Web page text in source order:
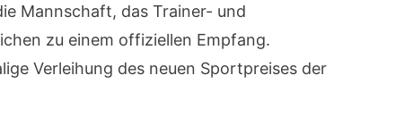
Mannschaft, das Trainer- und
zu einem offiziellen Empfang.
Verleihung des neuen Sportpreises der